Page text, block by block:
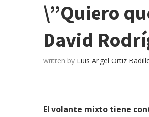
\”Quiero
David
written by Luis Angel Ortiz
El volante mixto tiene